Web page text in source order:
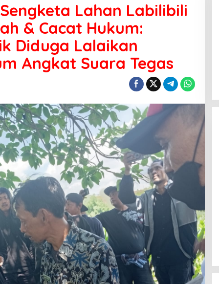
Lahan Labilibili
& Cacat Hukum:
Diduga Lalaikan
Angkat Suara Tegas
Polsek Celala Gotong Royong
Meunasah dan Pembuatan Sumur
Bor Bantuan Kapolres Aceh
Tengah di Kuyun Uken